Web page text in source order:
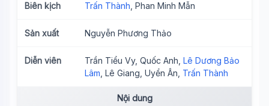
Biên kịch Trấn Thành , Phan Minh Mẫn
Sản xuất Nguyễn Phương Thảo
Diễn viên Trần Tiểu Vy, Quốc Anh, Lê Dương Bảo
Lâm , Lê Giang, Uyển Ân, Trấn Thành
Nội dung